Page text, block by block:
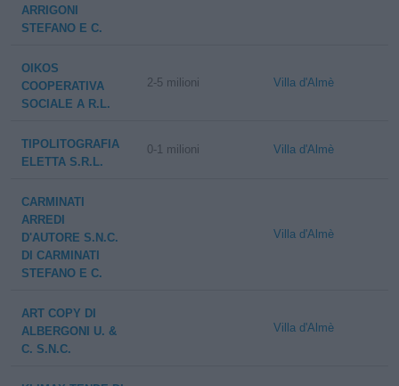
ARRIGONI
STEFANO E C.
OIKOS
COOPERATIVA
SOCIALE A R.L.
2-5 milioni Villa d'Almè
TIPOLITOGRAFIA
ELETTA S.R.L.
0-1 milioni Villa d'Almè
CARMINATI
ARREDI
D'AUTORE S.N.C.
DI CARMINATI
STEFANO E C.
Villa d'Almè
ART COPY DI
ALBERGONI U. &
C. S.N.C.
Villa d'Almè